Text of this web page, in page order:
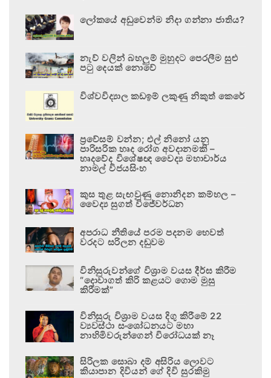
ලෝකයේ අඩුවෙන්ම නිදා ගන්නා ජාතිය?
නැව් වලින් බහලුම් මුහුදට පෙරලීම සුළු
පටු දෙයක් නොවේ
විශ්වවිද්‍යාල කඩඉම් ලකුණු නිකුත් කෙරේ
ප්‍රවේසම් වන්න; එල් නිනෝ යනු
පාරිසරික හෘද රෝග අවදානමකි –
හෘදවේද විශේෂඥ වෛද්‍ය මහාචාර්ය
නාමල් විජයසිංහ
කුස තුළ සැඟවුණු නොනිදන කම්හල –
වෛද්‍ය සුගත් විජේවර්ධන
අපරාධ නීතියේ පරම පදනම හෙවත්
වරදට සරිලන දඬුවම
විනිසුරුවන්ගේ විශ්‍රාම වයස දීර්ඝ කිරීම
“දොවාගත් කිරි කළයට ගොම මුසු
කිරීමක්”
විනිසුරු විශ්‍රාම වයස දිගු කිරීමේ 22
ව්‍යවස්ථා සංශෝධනයට මහා
නාහිමිවරුන්ගෙන් විරෝධයක් නෑ
සිරිලක සොබා දම් අසිරිය ලොවට
කියාපාන දිවියන් ගේ දිවි සුරකිමු